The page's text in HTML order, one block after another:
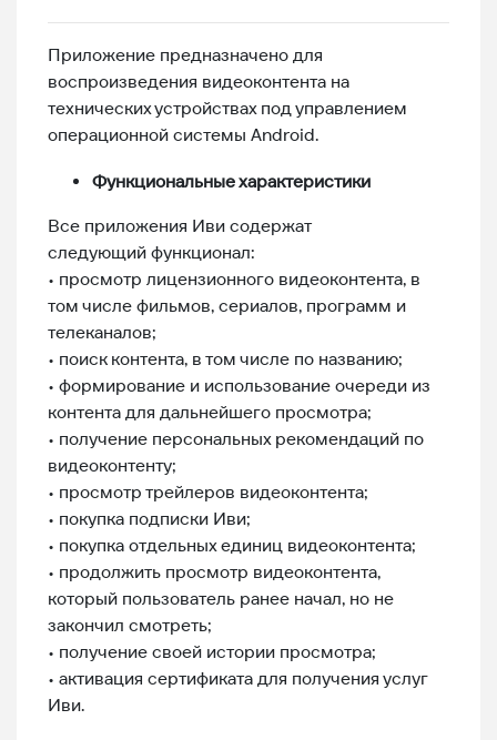
Приложение предназначено для
воспроизведения видеоконтента на
технических устройствах под управлением
операционной системы Android.
Функциональные характеристики
Все приложения Иви содержат
следующий функционал:
• просмотр лицензионного видеоконтента, в
том числе фильмов, сериалов, программ и
телеканалов;
• поиск контента, в том числе по названию;
• формирование и использование очереди из
контента для дальнейшего просмотра;
• получение персональных рекомендаций по
видеоконтенту;
• просмотр трейлеров видеоконтента;
• покупка подписки Иви;
• покупка отдельных единиц видеоконтента;
• продолжить просмотр видеоконтента,
который пользователь ранее начал, но не
закончил смотреть;
• получение своей истории просмотра;
• активация сертификата для получения услуг
Иви.